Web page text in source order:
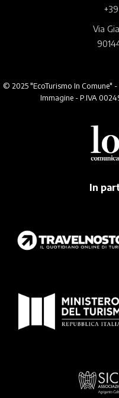
Via
© 2025 "EcoTurismo In Comune"
Immagine - P.IVA
In